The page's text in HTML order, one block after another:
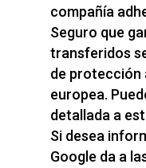
compañía
Seguro que
transferidos
de protección
europea.
detallada a
Si desea
Google da a